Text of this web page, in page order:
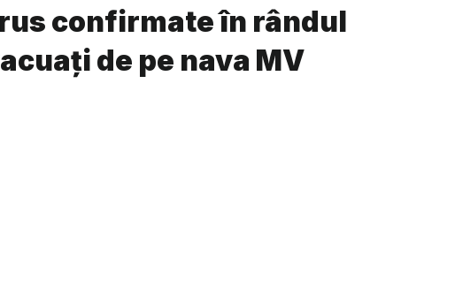
confirmate în rândul
de pe nava MV